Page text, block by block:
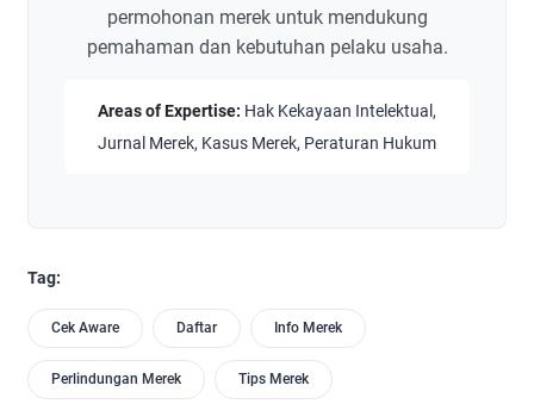
permohonan merek untuk mendukung
pemahaman dan kebutuhan pelaku usaha.
Areas of Expertise: Hak Kekayaan Intelektual,
Jurnal Merek, Kasus Merek, Peraturan Hukum
Tag:
Cek Aware Daftar Info Merek
Perlindungan Merek Tips Merek